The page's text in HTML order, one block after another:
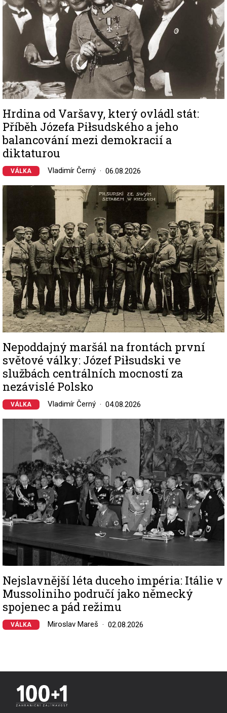
Hrdina od Varšavy, který ovládl stát:
Příběh Józefa Piłsudského a jeho
balancování mezi demokracií a
diktaturou
VÁLKA Vladimír Černý 06.08.2026
Image
Nepoddajný maršál na frontách první
světové války: Józef Piłsudski ve
službách centrálních mocností za
nezávislé Polsko
VÁLKA Vladimír Černý 04.08.2026
Nejslavnější léta duceho impéria: Itálie v
Mussoliniho područí jako německý
spojenec a pád režimu
VÁLKA Miroslav Mareš 02.08.2026